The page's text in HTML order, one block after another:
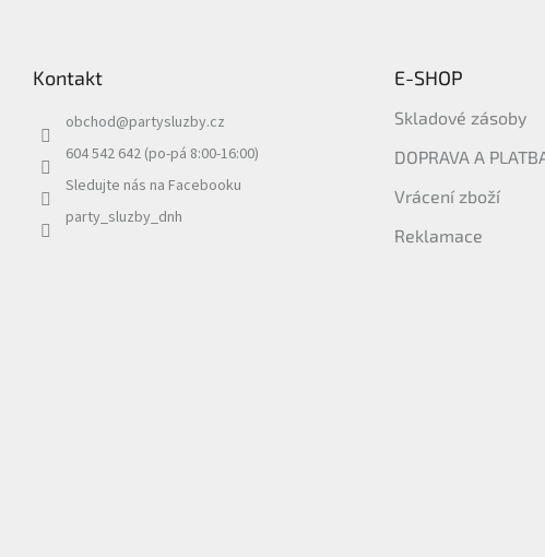
Kontakt
obchod@partysluzby.cz
604 542 642 (po-pá 8:00-16:00)
Sledujte nás na Facebooku
party_sluzby_dnh
E-SHOP
Skladové zásoby
DOPRAVA A
Vrácení zboží
Reklamace